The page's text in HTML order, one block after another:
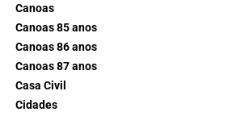
Canoas
Canoas 85 anos
Canoas 86 anos
Canoas 87 anos
Casa Civil
Cidades